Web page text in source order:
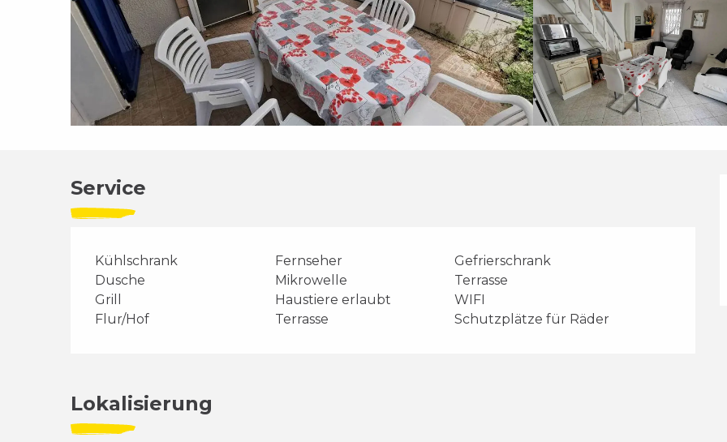
Service
Kühlschrank Fernseher
Gefrierschrank
Dusche
Mikrowelle
Terrasse
Grill
Haustiere erlaubt
WIFI
Flur/Hof
Terrasse Schutzplätze für Räder
Lokalisierung